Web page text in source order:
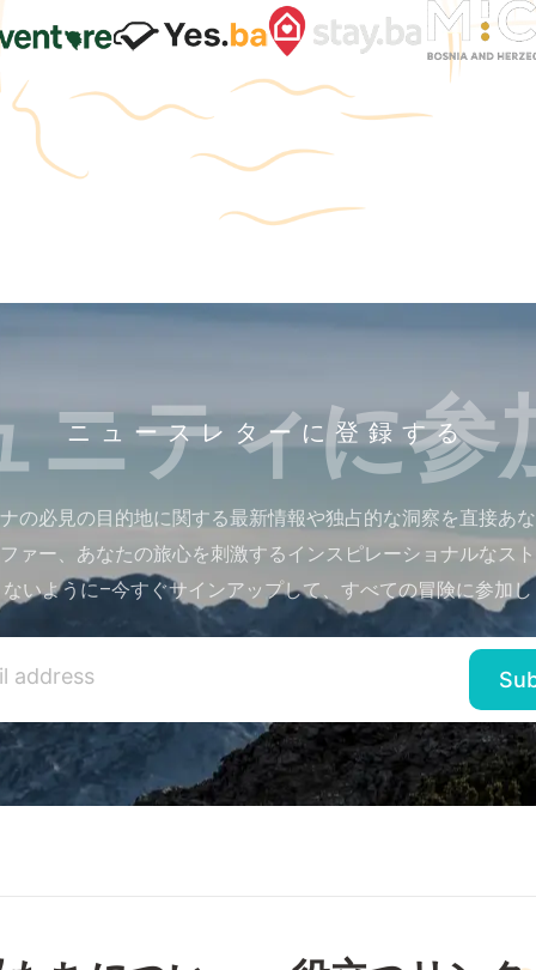
ニュースレターに登録する
ニティに参
の必見の目的地に関する最新情報や独占的な洞察を直接あ
ァー、あなたの旅心を刺激するインスピレーショナルなス
いように–今すぐサインアップして、すべての冒険に参加